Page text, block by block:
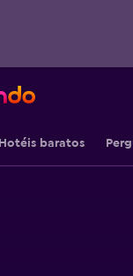
Hotéis baratos